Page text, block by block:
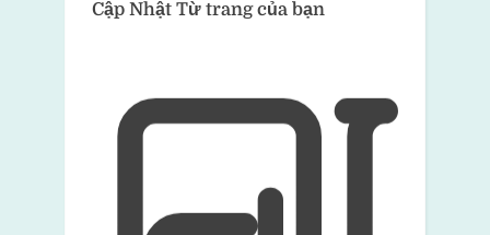
Cập Nhật Từ trang của bạn